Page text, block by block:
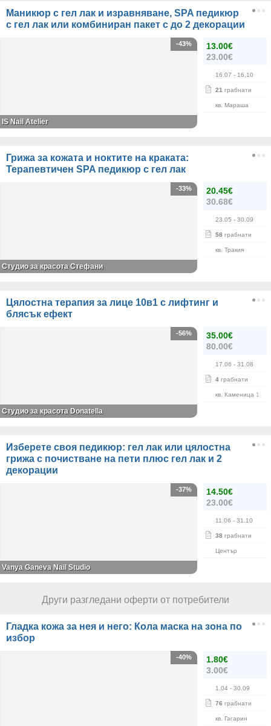
Маникюр с гел лак и изравняване, SPA педикюр
с гел лак или комбиниран пакет с до 2 декорации
13.00€
23.00€
16.07 - 16.10
21 грабнати
кв. Мараша
-43%
IS Nail Atelier
Грижа за кожата и ноктите на краката:
Терапевтичен SPA педикюр с гел лак
20.45€
30.68€
23.05 - 30.09
58 грабнати
кв. Тракия
-33%
Студио за красота Стефани
Цялостна терапия за лице 10в1 с лифтинг и
блясък ефект
35.00€
80.00€
17.06 - 31.08
4 грабнати
кв. Каменица 1
-56%
Студио за красота Donatella
Изберете своя педикюр: гел лак или цялостна
грижа с почистване на пети плюс гел лак и 2
декорации
14.50€
23.00€
11.06 - 31.10
38 грабнати
Център
-37%
Vanya Ganeva Nail Studio
Други разгледани оферти от потребители
Гладка кожа за нея и него: Кола маска на зона по
избор
1.80€
3.00€
1.04 - 30.09
76 грабнати
кв. Гагарин
-40%